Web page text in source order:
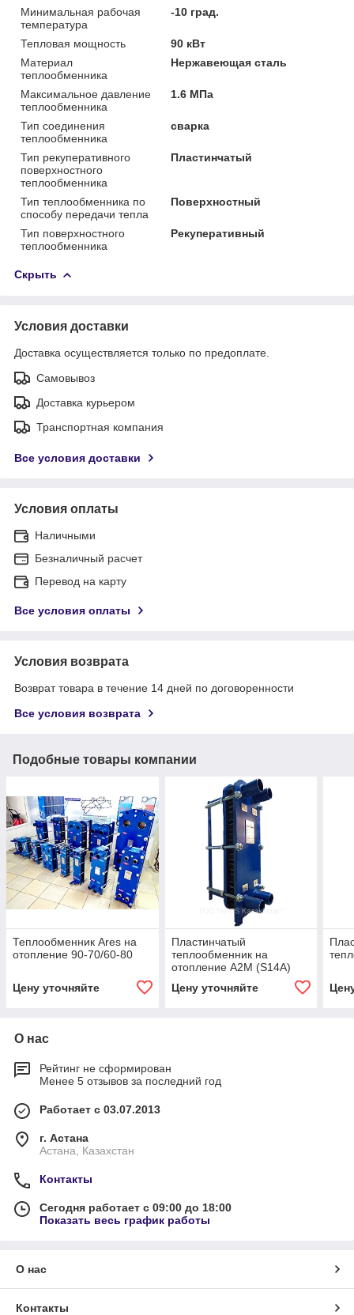
Минимальная рабочая
температура
-10 град.
Тепловая мощность
90 кВт
Материал
теплообменника
Нержавеющая сталь
Максимальное давление
теплообменника
1.6 МПа
Тип соединения
теплообменника
сварка
Тип рекуперативного
поверхностного
теплообменника
Пластинчатый
Тип теплообменника по
способу передачи тепла
Поверхностный
Тип поверхностного
теплообменника
Рекуперативный
Скрыть
Условия доставки
Доставка осуществляется только по предоплате.
Самовывоз
Доставка курьером
Транспортная компания
Все условия доставки
Условия оплаты
Наличными
Безналичный расчет
Перевод на карту
Все условия оплаты
Условия возврата
Возврат товара в течение 14 дней по договоренности
Все условия возврата
Подобные товары компании
Теплообменник Ares на
отопление 90-70/60-80
Цену уточняйте
Пластинчатый
теплообменник на
отопление А2М (S14A)
Цену уточняйте
О нас
Рейтинг не сформирован
Менее 5 отзывов за последний год
Работает с 03.07.2013
г. Астана
Астана, Казахстан
Контакты
Сегодня работает с 09:00 до 18:00
Показать весь график работы
О нас
Контакты